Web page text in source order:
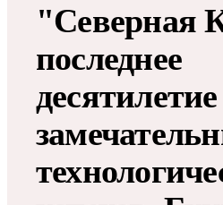
"Северная
последнее